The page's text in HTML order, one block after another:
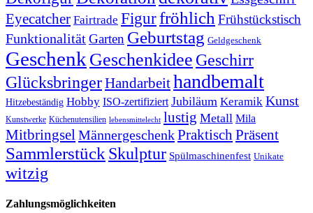
Eyecatcher Fairtrade Figurfröhlich Frühstückstisch
FunktionalitätGarten Geburtstag Geldgeschenk
Geschenk Geschenkidee Geschirr
GlücksbringerHandarbeithandbemalt
Hitzebeständig Hobby ISO-zertifiziert Jubiläum Keramik Kunst
Kunstwerke Küchenutensilien lebensmittelecht lustig Metall Mila
MitbringselMännergeschenkPraktischPräsent
Sammlerstück Skulptur Spülmaschinenfest Unikate
witzig
Zahlungsmöglichkeiten